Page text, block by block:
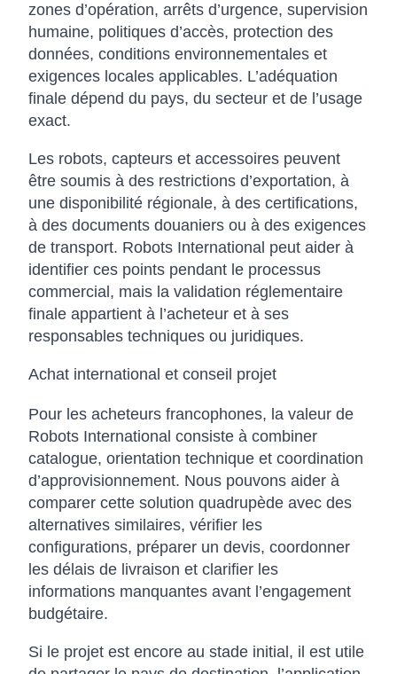
zones d’opération, arrêts d’urgence, supervision
humaine, politiques d’accès, protection des
données, conditions environnementales et
exigences locales applicables. L’adéquation
finale dépend du pays, du secteur et de l’usage
exact.
Les robots, capteurs et accessoires peuvent
être soumis à des restrictions d’exportation, à
une disponibilité régionale, à des certifications,
à des documents douaniers ou à des exigences
de transport. Robots International peut aider à
identifier ces points pendant le processus
commercial, mais la validation réglementaire
finale appartient à l’acheteur et à ses
responsables techniques ou juridiques.
Achat international et conseil projet
Pour les acheteurs francophones, la valeur de
Robots International consiste à combiner
catalogue, orientation technique et coordination
d’approvisionnement. Nous pouvons aider à
comparer cette solution quadrupède avec des
alternatives similaires, vérifier les
configurations, préparer un devis, coordonner
les délais de livraison et clarifier les
informations manquantes avant l’engagement
budgétaire.
Si le projet est encore au stade initial, il est utile